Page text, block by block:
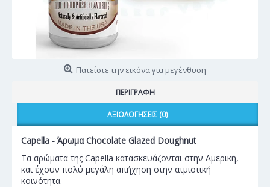
Πατείστε την εικόνα για μεγένθυση
ΠΕΡΙΓΡΑΦΉ
ΑΞΙΟΛΟΓΉΣΕΙΣ (0)
Capella - Άρωμα Chocolate Glazed Doughnut
Τα αρώματα της Capella κατασκευάζονται στην Αμερική,
και έχουν πολύ μεγάλη απήχηση στην ατμιστική
κοινότητα.